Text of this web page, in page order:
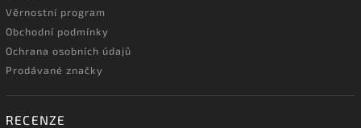
Věrnostní program
Obchodní podmínky
Ochrana osobních údajů
Prodávané značky
RECENZE